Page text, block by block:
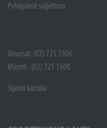
Pyhäpäivät suljettuna
Varaosat: (02) 721 1506
Myynti : (02) 721 1500
Sijainti kartalla